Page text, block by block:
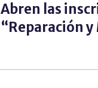
Abren las
“Reparación